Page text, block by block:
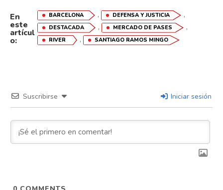
En
este
artícul
o:
BARCELONA , DEFENSA Y JUSTICIA ,
DESTACADA , MERCADO DE PASES ,
RIVER , SANTIAGO RAMOS MINGO
Suscribirse Iniciar sesión